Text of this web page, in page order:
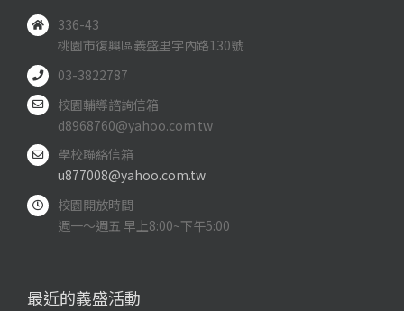
336-43
桃園市復興區義盛里宇內路130號
03-3822787
校園輔導諮詢信箱
d8968760@yahoo.com.tw
學校聯絡信箱
u877008@yahoo.com.tw
校園開放時間
週一～週五 早上8:00~下午5:00
最近的義盛活動